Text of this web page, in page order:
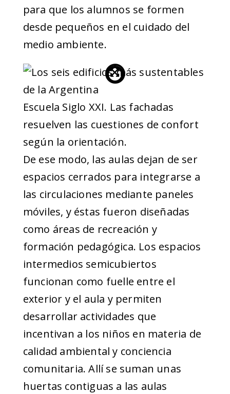
para que los alumnos se formen
desde pequeños en el cuidado del
medio ambiente.
Escuela Siglo XXI. Las fachadas
resuelven las cuestiones de confort
según la orientación.
De ese modo, las aulas dejan de ser
espacios cerrados para integrarse a
las circulaciones mediante paneles
móviles, y éstas fueron diseñadas
como áreas de recreación y
formación pedagógica. Los espacios
intermedios semicubiertos
funcionan como fuelle entre el
exterior y el aula y permiten
desarrollar actividades que
incentivan a los niños en materia de
calidad ambiental y conciencia
comunitaria. Allí se suman unas
huertas contiguas a las aulas